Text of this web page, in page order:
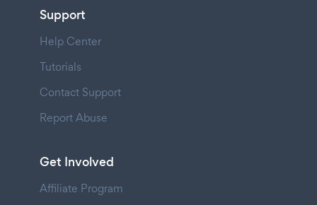
Support
Help Center
Tutorials
Contact Support
Report Abuse
Get Involved
Affiliate Program